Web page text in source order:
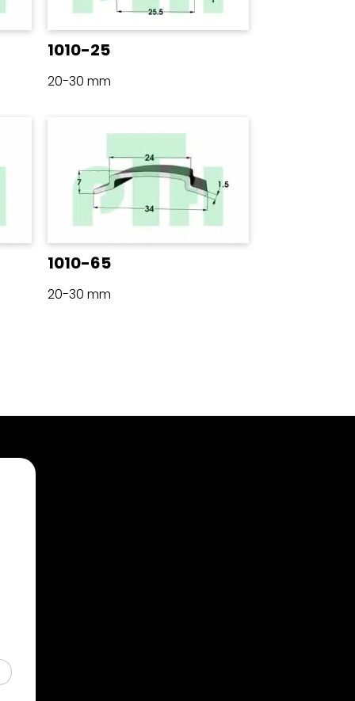
1010-25
20-30 mm
1010-65
20-30 mm